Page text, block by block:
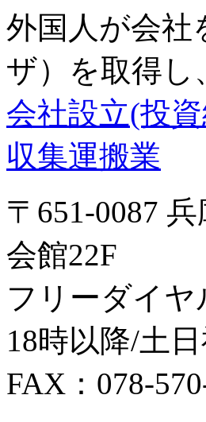
外国人が会社
ザ）を取得し
会社設立(投
収集運搬業
〒651-0087
会館22F
フリーダイヤ
18時以降/土
FAX：078-